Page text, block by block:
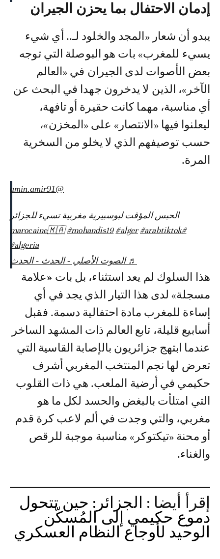
إدمان الاحتفال بما يحزن الجيران
يبدو أن شعار «المجد والخلود لـ.. أي شيء
يسيء للمغرب» بات هو البوصلة التي توجه
بعض الأصوات لدى الجيران في «العالم
الآخر»، الذين لا يدخرون جهدا في البحث عن
أي مناسبة، مهما كانت حقيرة أو تافهة،
ليعلنوا فيها «الانتصار» على «المخزن»،
حسب توصيفهم الذي لا يخلو من السخرية
المرة.
@amin.amir91
الحبس المؤقت لبوسبيرية مغربية تسيء للجزائر
#marocaine🇲🇦
#mohandis19 #alger #arabtiktok
#algeria
♬ الصوت الأصلي - الحدث - الحدث
هذا السلوك لم يعد استثناء، بل بات «علامة
مسجلة» لدى هذا التيار الذي يجد في أي
إساءة للمغرب مادة احتفالية دسمة. فقبل
أسابيع قليلة، تابع العالم ذات المشهد الساخر
عندما ابتهج جزائريون بالإصابة القاسية التي
تعرض لها نجم المنتخب المغربي أشرف
حكيمي في أرضية الملعب. هي ذات القلوب
التي امتلأت بالبغض والحسد لكل ما هو
مغربي، والتي وجدت في ألم لاعب كرة قدم
أو محنة «تيكتوكر» مناسبة موجبة للرقص
والغناء.
إقرأ أيضا : الجزائر: حين تتحول
دموع حكيمي إلى المُسكّن
الوحيد لأوجاع النظام العسكري